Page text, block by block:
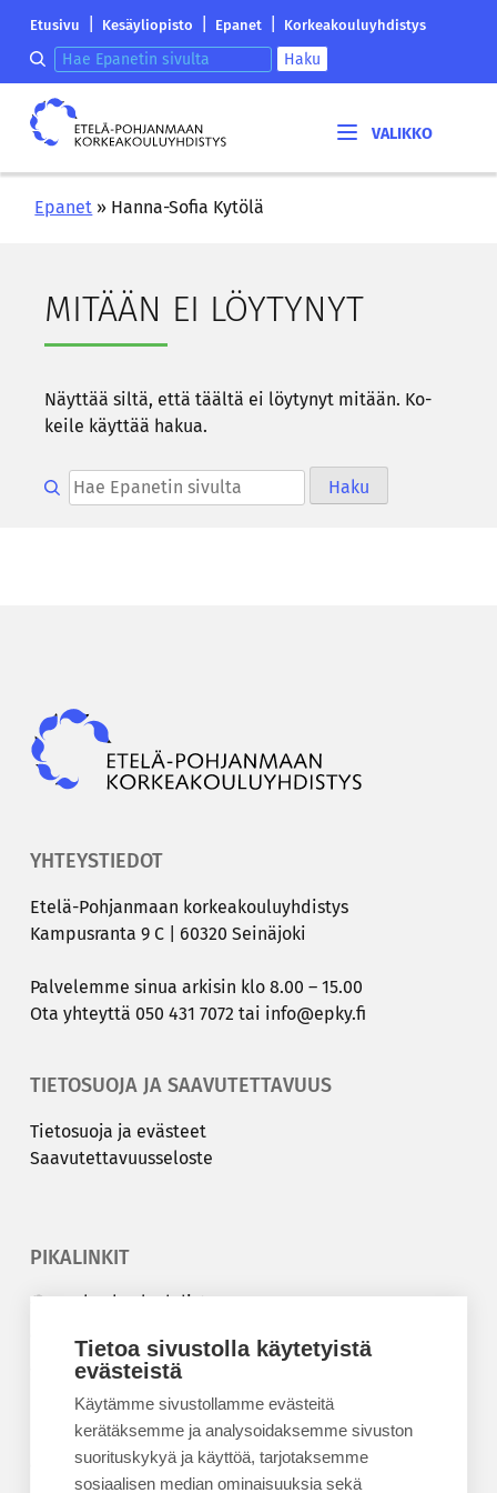
Tietoa sivustolla käytetyistä
evästeistä
Käytämme sivustollamme evästeitä
kerätäksemme ja analysoidaksemme sivuston
suorituskykyä ja käyttöä, tarjotaksemme
sosiaalisen median ominaisuuksia sekä
Etelä-
korkeakouluyhdistyksen
saapumissivu
Etusivu Kesäyliopisto Epanet Korkeakouluyhdistys
Hae epanetin sivulta Haku
Etelä-
Pohjanmaan
Epanet » Hanna-Sofia Kytölä
MI­TÄÄN EI LÖY­TY­NYT
Näyt­tää siltä, että tääl­tä ei löy­ty­nyt mi­tään. Ko­
kei­le käyt­tää hakua.
Hae epanetin sivulta Haku
YHTEYSTIEDOT
Etelä-​Pohjanmaan kor­kea­kou­lu­yh­dis­tys
Kam­pus­ran­ta 9 C | 60320 Sei­nä­jo­ki
Pal­ve­lem­me sinua ar­ki­sin klo 8.00 – 15.00
Ota yh­teyt­tä 050 431 7072 tai info@epky.fi
TIETOSUOJA JA SAAVUTETTAVUUS
Tie­to­suo­ja ja eväs­teet
Saa­vu­tet­ta­vuus­se­los­te
PIKALINKIT
Korkeakouluyhdistys
Kesäyliopisto
Epanet
BLOGIT
Kesäyliopiston blogi